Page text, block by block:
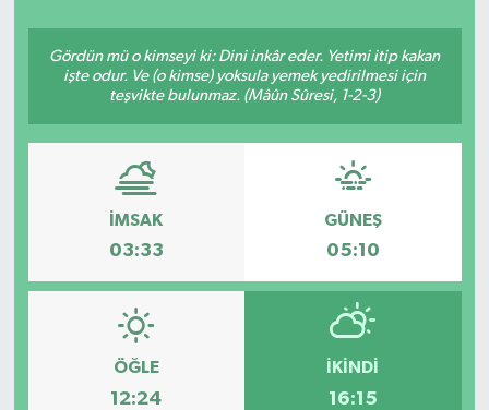
Gördün mü o kimseyi ki: Dini inkâr eder. Yetimi itip kakan
işte odur. Ve (o kimse) yoksula yemek yedirilmesi için
teşvikte bulunmaz. (Mâûn Sûresi, 1-2-3)
İMSAK
03:33
GÜNEŞ
05:10
ÖĞLE
12:24
İKINDI
16:15